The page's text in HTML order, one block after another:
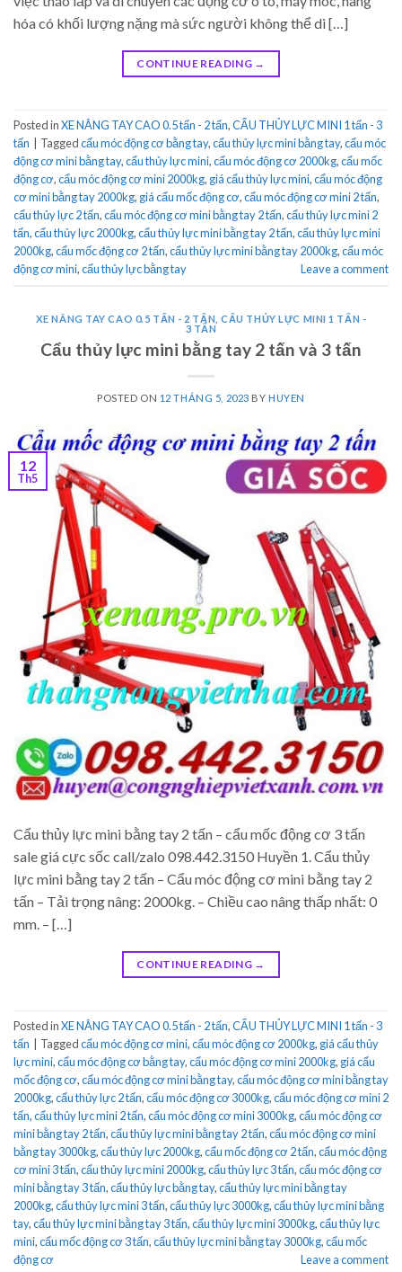
hóa có khối lượng nặng mà sức người không thể di […]
CONTINUE READING →
Posted inXE NÂNG TAY CAO 0.5 tấn - 2 tấn,CẨU THỦY LỰC MINI 1 tấn - 3
tấn
Taggedcẩu móc động cơ bằng tay,cẩu thủy lực mini bằng tay,cẩu móc
động cơ mini bằng tay,cẩu thủy lực mini,cẩu móc động cơ 2000kg,cẩu mốc
động cơ,cẩu móc động cơ mini 2000kg, giá cẩu thủy lực mini,cẩu móc động
cơ mini bằng tay 2000kg, giá cẩu mốc động cơ,cẩu móc động cơ mini 2 tấn,
cẩu thủy lực 2 tấn,cẩu móc động cơ mini bằng tay 2 tấn,cẩu thủy lực mini 2
tấn,cẩu thủy lực 2000kg,cẩu thủy lực mini bằng tay 2 tấn,cẩu thủy lực mini
2000kg,cẩu mốc động cơ 2 tấn,cẩu thủy lực mini bằng tay 2000kg,cẩu móc
động cơ mini,cẩu thủy lực bằng tay Leave a comment
XE NÂNG TAY CAO 0.5 TẤN - 2 TẤN ,CẨU THỦY LỰC MINI 1 TẤN -
3 TẤN
Cẩu thủy lực mini bằng tay 2 tấn và 3 tấn
POSTED ON 12 THÁNG 5, 2023 BY HUYEN
12
Th5
Cẩu thủy lực mini bằng tay 2 tấn – cẩu mốc động cơ 3 tấn
sale giá cực sốc call/zalo 098.442.3150 Huyền 1. Cẩu thủy
lực mini bằng tay 2 tấn – Cẩu móc động cơ mini bằng tay 2
tấn – Tải trọng nâng: 2000kg. – Chiều cao nâng thấp nhất: 0
mm. – […]
CONTINUE READING →
Posted inXE NÂNG TAY CAO 0.5 tấn - 2 tấn,CẨU THỦY LỰC MINI 1 tấn - 3
tấn
Taggedcẩu móc động cơ mini,cẩu móc động cơ 2000kg, giá cẩu thủy
lực mini,cẩu móc động cơ bằng tay,cẩu móc động cơ mini 2000kg, giá cẩu
mốc động cơ,cẩu móc động cơ mini bằng tay,cẩu móc động cơ mini bằng tay
2000kg,cẩu thủy lực 2 tấn,cẩu móc động cơ 3000kg,cẩu móc động cơ mini 2
tấn,cẩu thủy lực mini 2 tấn,cẩu móc động cơ mini 3000kg,cẩu móc động cơ
mini bằng tay 2 tấn,cẩu thủy lực mini bằng tay 2 tấn,cẩu móc động cơ mini
bằng tay 3000kg,cẩu thủy lực 2000kg,cẩu mốc động cơ 2 tấn,cẩu móc động
cơ mini 3 tấn,cẩu thủy lực mini 2000kg,cẩu thủy lực 3 tấn,cẩu móc động cơ
mini bằng tay 3 tấn,cẩu thủy lực bằng tay,cẩu thủy lực mini bằng tay
2000kg,cẩu thủy lực mini 3 tấn,cẩu thủy lực 3000kg,cẩu thủy lực mini bằng
tay,cẩu thủy lực mini bằng tay 3 tấn,cẩu thủy lực mini 3000kg,cẩu thủy lực
mini,cẩu mốc động cơ 3 tấn,cẩu thủy lực mini bằng tay 3000kg,cẩu mốc
động cơ
Leave a comment